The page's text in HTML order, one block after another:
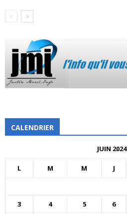
CALENDRIER
JUIN 2024
L M M J
3
4 5 6